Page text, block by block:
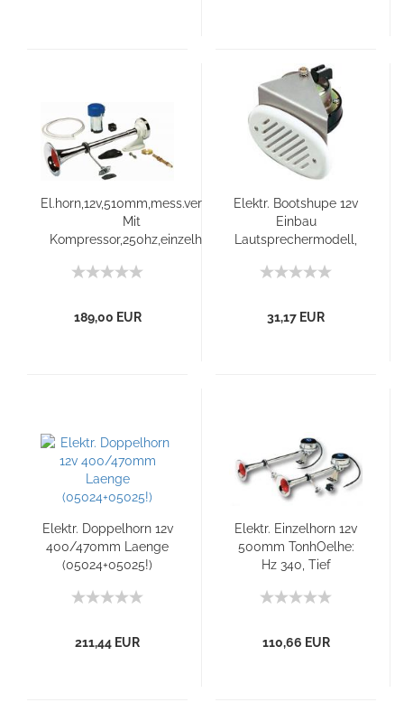
El.horn,12v,510mm,mess.verchr.
Mit
Kompressor,250hz,einzelhor
189,00 EUR
Elektr. Bootshupe 12v
Einbau
Lautsprechermodell,
31,17 EUR
Elektr. Doppelhorn 12v
400/470mm Laenge
(05024+05025!)
211,44 EUR
Elektr. Einzelhorn 12v
500mm TonhOelhe:
Hz 340, Tief
110,66 EUR